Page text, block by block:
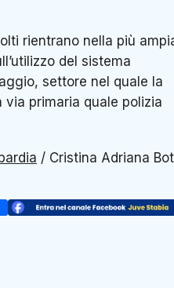
rientrano nella più
del sistema
settore nel quale la
via primaria quale polizia
/ Cristina Adriana